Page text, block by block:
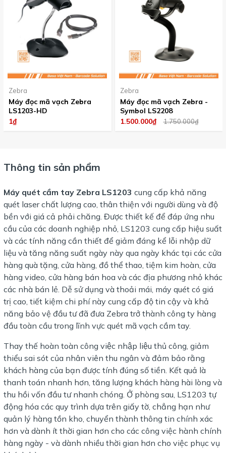
Zebra
Máy đọc mã vạch Zebra
LS1203-HD
1₫
Zebra
Máy đọc mã vạch Zebra -
Symbol LS2208
1.500.000₫
1.750.000₫
Thông tin sản phẩm
Máy quét cầm tay Zebra LS1203 cung cấp khả năng
quét laser chất lượng cao, thân thiện với người dùng và độ
bền với giá cả phải chăng. Được thiết kế để đáp ứng nhu
cầu của các doanh nghiệp nhỏ, LS1203 cung cấp hiệu suất
và các tính năng cần thiết để giảm đáng kể lỗi nhập dữ
liệu và tăng năng suất ngày này qua ngày khác tại các cửa
hàng quà tặng, cửa hàng, đồ thể thao, tiệm kim hoàn, cửa
hàng video, cửa hàng bán hoa và các địa phương nhỏ khác
các nhà bán lẻ. Dễ sử dụng và thoải mái, máy quét có giá
trị cao, tiết kiệm chi phí này cung cấp độ tin cậy và khả
năng bảo vệ đầu tư đã đưa Zebra trở thành công ty hàng
đầu toàn cầu trong lĩnh vực quét mã vạch cầm tay.
Thay thế hoàn toàn công việc nhập liệu thủ công, giảm
thiểu sai sót của nhân viên thu ngân và đảm bảo rằng
khách hàng của bạn được tính đúng số tiền. Kết quả là
thanh toán nhanh hơn, tăng lượng khách hàng hài lòng và
thu hồi vốn đầu tư nhanh chóng. Ở phòng sau, LS1203 tự
động hóa các quy trình dựa trên giấy tờ, chẳng hạn như
quản lý hàng tồn kho, chuyển thành thông tin chính xác
hơn và dành ít thời gian hơn cho các công việc hành chính
hàng ngày - và dành nhiều thời gian hơn cho việc phục vụ